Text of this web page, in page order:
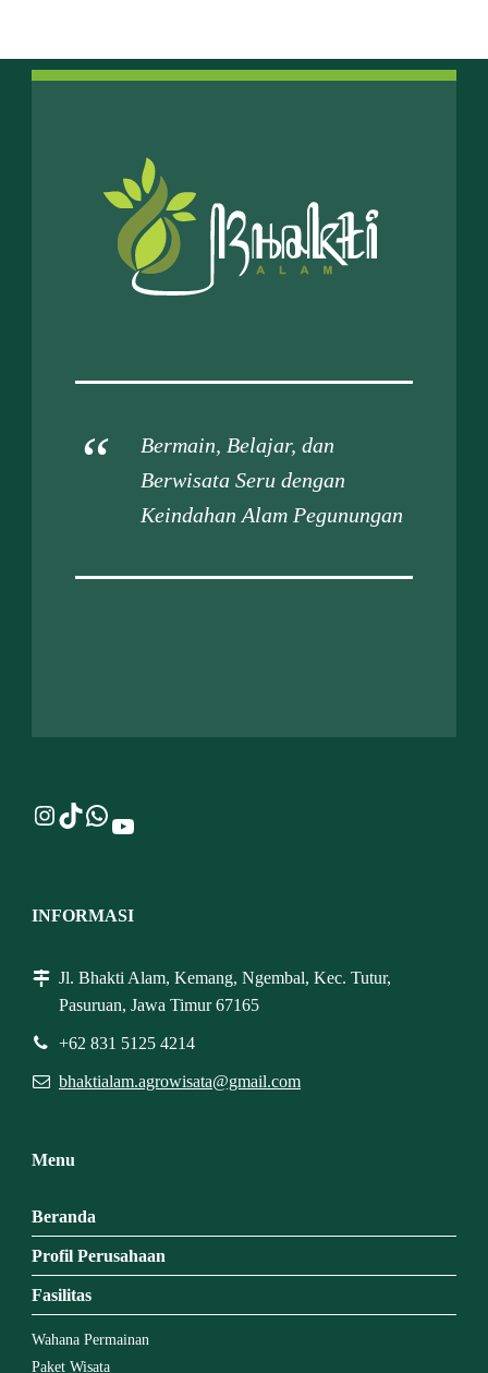
Bermain, Belajar, dan
Berwisata Seru dengan
Keindahan Alam Pegunungan
Instagram
TikTok
WhatsApp
YouTube
INFORMASI
Jl. Bhakti Alam, Kemang, Ngembal, Kec. Tutur,
Pasuruan, Jawa Timur 67165
+62 831 5125 4214
bhaktialam.agrowisata@gmail.com
Menu
Beranda
Profil Perusahaan
Fasilitas
Wahana Permainan
Paket Wisata